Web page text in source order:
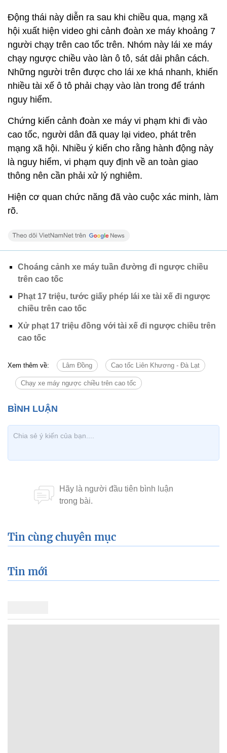
Động thái này diễn ra sau khi chiều qua, mạng xã
hội xuất hiện video ghi cảnh đoàn xe máy khoảng 7
người chạy trên cao tốc trên. Nhóm này lái xe máy
chạy ngược chiều vào làn ô tô, sát dải phân cách.
Những người trên được cho lái xe khá nhanh, khiến
nhiều tài xế ô tô phải chạy vào làn trong để tránh
nguy hiểm.
Chứng kiến cảnh đoàn xe máy vi phạm khi đi vào
cao tốc, người dân đã quay lại video, phát trên
mạng xã hội. Nhiều ý kiến cho rằng hành động này
là nguy hiểm, vi phạm quy định về an toàn giao
thông nên cần phải xử lý nghiêm.
Hiện cơ quan chức năng đã vào cuộc xác minh, làm
rõ.
Choáng cảnh xe máy tuần đường đi ngược chiều
trên cao tốc
Phạt 17 triệu, tước giấy phép lái xe tài xế đi ngược
chiều trên cao tốc
Xử phạt 17 triệu đồng với tài xế đi ngược chiều trên
cao tốc
Xem thêm về: Lâm Đồng Cao tốc Liên Khương - Đà Lạt
Chạy xe máy ngược chiều trên cao tốc
Tin cùng chuyên mục
Tin mới